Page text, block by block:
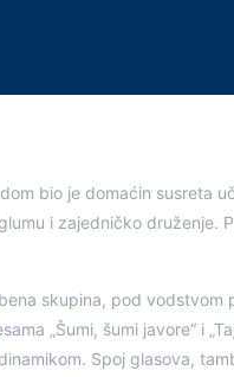
bio je domaćin susreta
i zajedničko druženje.
skupina, pod
„Šumi, šumi javore“ i
Spoj glasova,